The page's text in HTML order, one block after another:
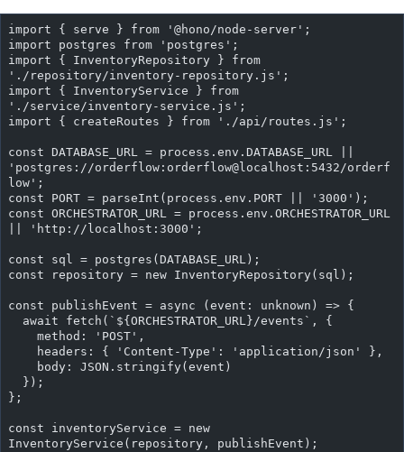
import { serve } from '@hono/node-server';
import postgres from 'postgres';
import { InventoryRepository } from
'./repository/inventory-repository.js';
import { InventoryService } from
'./service/inventory-service.js';
import { createRoutes } from './api/routes.js';
const DATABASE_URL = process.env.DATABASE_URL ||
'postgres://orderflow:orderflow@localhost:5432/orderf
low';
const PORT = parseInt(process.env.PORT || '3000');
const ORCHESTRATOR_URL = process.env.ORCHESTRATOR_URL
|| 'http://localhost:3000';
const sql = postgres(DATABASE_URL);
const repository = new InventoryRepository(sql);
const publishEvent = async (event: unknown) => {
  await fetch(`${ORCHESTRATOR_URL}/events`, {
    method: 'POST',
    headers: { 'Content-Type': 'application/json' },
    body: JSON.stringify(event)
  });
};
const inventoryService = new
InventoryService(repository, publishEvent);